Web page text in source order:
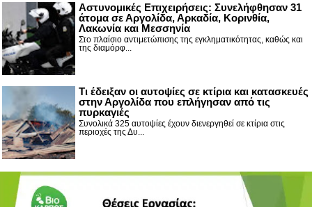
Αστυνομικές Επιχειρήσεις: Συνελήφθησαν 31
άτομα σε Αργολίδα, Αρκαδία, Κορινθία,
Λακωνία και Μεσσηνία
Στο πλαίσιο αντιμετώπισης της εγκληματικότητας, καθώς και
της διαμόρφ...
Τι έδειξαν οι αυτοψίες σε κτίρια και κατασκευές
στην Αργολίδα που επλήγησαν από τις
πυρκαγιές
Συνολικά 325 αυτοψίες έχουν διενεργηθεί σε κτίρια στις
περιοχές της Δυ...